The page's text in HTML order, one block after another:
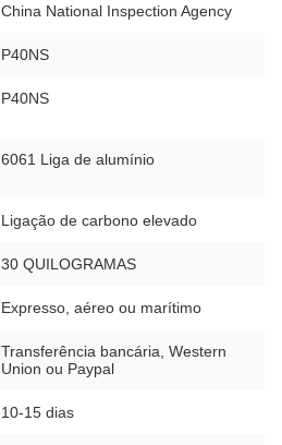
China National Inspection Agency
P40NS
P40NS
6061 Liga de alumínio
Ligação de carbono elevado
30 QUILOGRAMAS
Expresso, aéreo ou marítimo
Transferência bancária, Western
Union ou Paypal
10-15 dias